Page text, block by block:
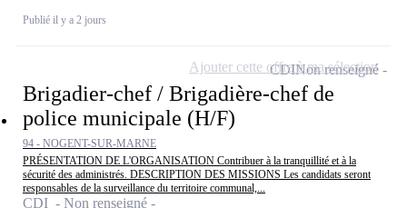
Publié il y a 2 jours
Brigadier-chef / Brigadière-chef de
police municipale (H/F)
94 - NOGENT-SUR-MARNE
PRÉSENTATION DE L'ORGANISATION Contribuer à la tranquillité et à la
sécurité des administrés. DESCRIPTION DES MISSIONS Les candidats seront
responsables de la surveillance du territoire communal,...
CDI - Non renseigné
CDINon renseigné
Ajouter cette offre à ma sélection